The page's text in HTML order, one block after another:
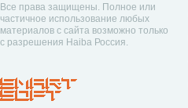
Все права защищены. Полное или
частичное использование любых
материалов с сайта возможно только
с разрешения Haiba Россия.